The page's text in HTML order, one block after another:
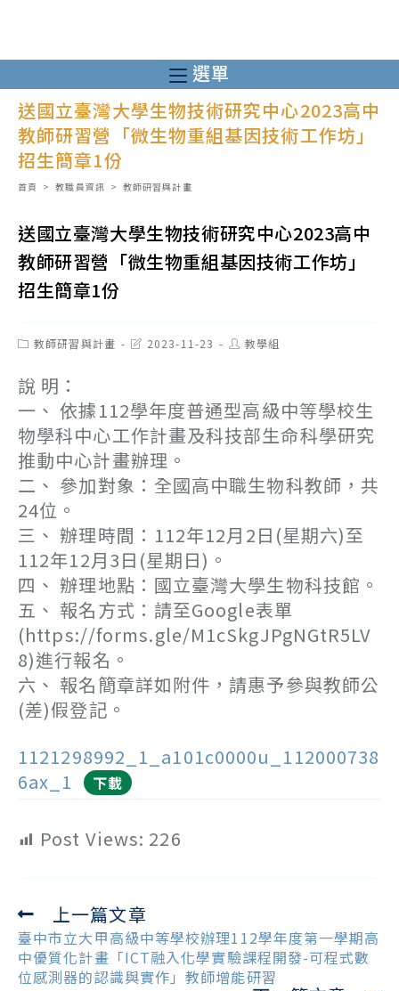
至
主
要
內
容
選單
送國立臺灣大學生物技術研究中心2023高中
教師研習營「微生物重組基因技術工作坊」
招生簡章1份
首頁 > 教職員資訊 > 教師研習與計畫
送國立臺灣大學生物技術研究中心2023高中
教師研習營「微生物重組基因技術工作坊」
招生簡章1份
Post教師研習與計畫
Post2023-11-23
Post教學組
說 明：
一、 依據112學年度普通型高級中等學校生
物學科中心工作計畫及科技部生命科學研究
推動中心計畫辦理。
二、 參加對象：全國高中職生物科教師，共
24位。
三、 辦理時間：112年12月2日(星期六)至
112年12月3日(星期日)。
四、 辦理地點：國立臺灣大學生物科技館。
五、 報名方式：請至Google表單
(https://forms.gle/M1cSkgJPgNGtR5LV
8)進行報名。
六、 報名簡章詳如附件，請惠予參與教師公
(差)假登記。
1121298992_1_a101c0000u_112000738
6ax_1
下載
Post Views: 226
Read
more
articles
上一篇文章
臺中市立大甲高級中等學校辦理112學年度第一學期高
中優質化計畫「ICT融入化學實驗課程開發-可程式數
位感測器的認識與實作」教師增能研習